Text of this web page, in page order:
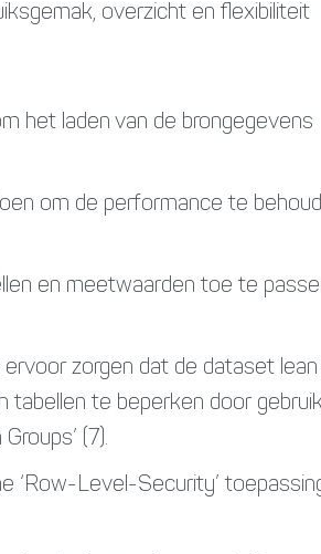
overzicht en flexibiliteit
het laden van de brongegevens
om de performance te
en meetwaarden toe te
zorgen dat de dataset lean
tabellen te beperken door
(7).
‘Row-Level-Security’